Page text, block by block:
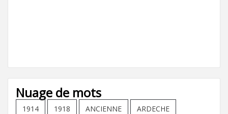
Nuage de mots
1914 1918 ANCIENNE ARDECHE